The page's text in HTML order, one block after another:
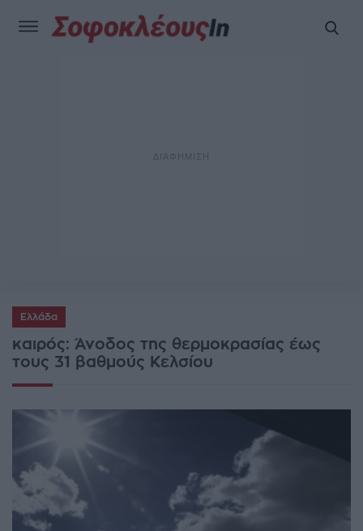
Ελλάδα
καιρός: Άνοδος της θερμοκρασίας έως
τους 31 βαθμούς Κελσίου